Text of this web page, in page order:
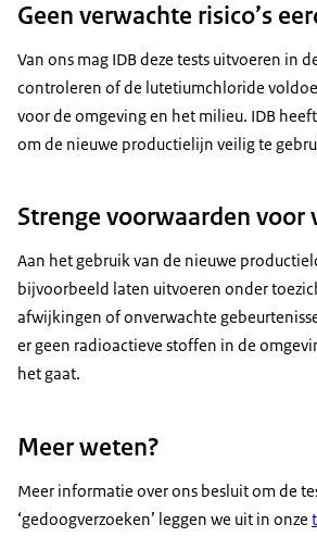
Geen verwachte risico’s
Van ons mag IDB deze tests uitvoeren
controleren of de lutetiumchloride
voor de omgeving en het milieu. IDB
om de nieuwe productielijn veilig te
Strenge voorwaarden voor
Aan het gebruik van de nieuwe
bijvoorbeeld laten uitvoeren onder
afwijkingen of onverwachte
er geen radioactieve stoffen in de
het gaat.
Meer weten?
Meer informatie over ons besluit om de
‘gedoogverzoeken’ leggen we uit in onze